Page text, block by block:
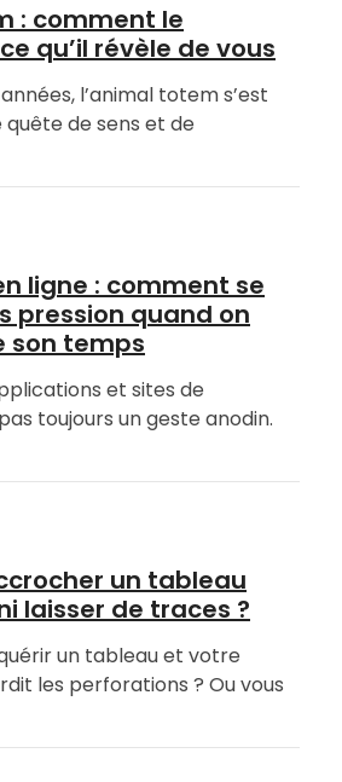
: comment le
qu’il révèle de vous
l’animal totem s’est
de sens et de
ligne : comment se
pression quand on
son temps
et sites de
toujours un geste anodin.
un tableau
laisser de traces ?
un tableau et votre
les perforations ? Ou vous